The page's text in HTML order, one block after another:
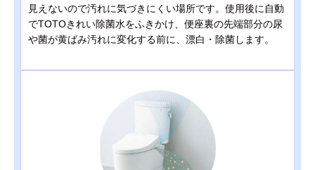
見えないので汚れに気づきにくい場所です。使用後に自動
でTOTOきれい除菌水をふきかけ、便座裏の先端部分の尿
や菌が黄ばみ汚れに変化する前に、漂白・除菌します。